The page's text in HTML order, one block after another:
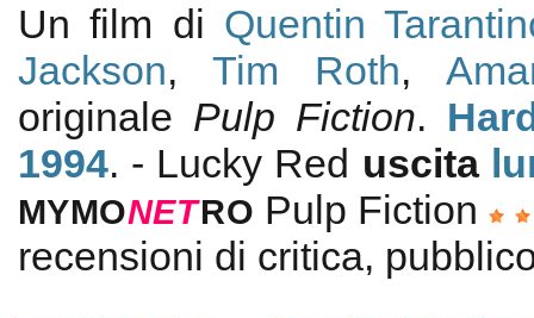
Un film di Quentin
Jackson,Tim Roth,
originale Pulp Fiction.
1994. - Lucky Red uscita
MYMONETRO Pulp Fiction
recensioni di critica,